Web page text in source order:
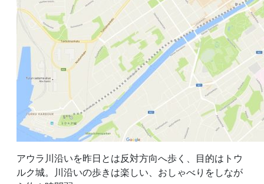
アウラ川沿いを昨日とは反対方向へ歩く、目的はトウ
ルク城。川沿いの歩きは楽しい、おしゃべりをしなが